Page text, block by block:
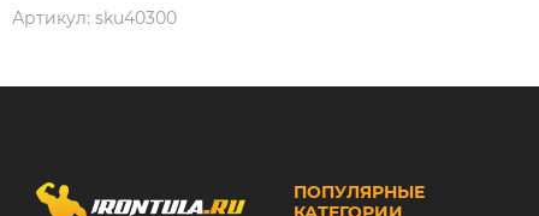
Артикул: sku40300
ПОПУЛЯРНЫЕ